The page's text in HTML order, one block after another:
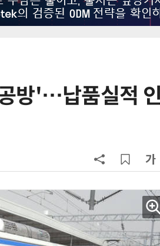
방'…납품실적
6
[테크 차이나] 배터리 교체
고 1위
9
제네시스-대한항공, 전기차
1만마일 쏜다